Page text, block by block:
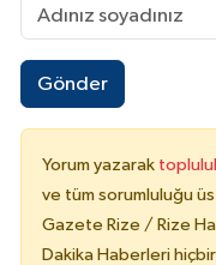
Gönder
Yorum yazarak
ve tüm sorumluluğu
Gazete Rize / Rize
Dakika Haberleri